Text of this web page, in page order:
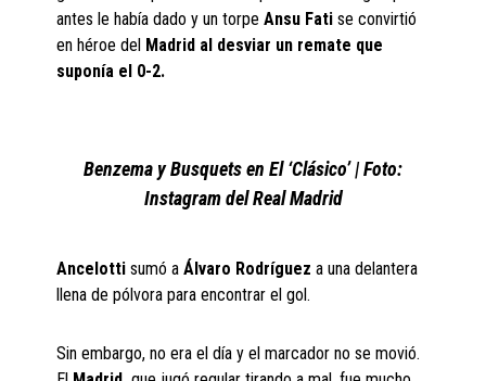
antes le había dado y un torpeAnsu Fati se convirtió
en héroe del Madrid al desviar un remate que
suponía el 0-2.
Benzema y Busquets en El ‘Clásico’ | Foto:
Instagram del Real Madrid
Ancelotti sumó aÁlvaro Rodríguez a una delantera
llena de pólvora para encontrar el gol.
Sin embargo, no era el día y el marcador no se movió.